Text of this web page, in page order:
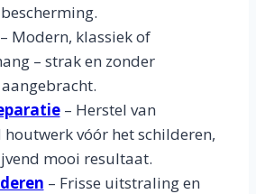
– Modern, klassiek of
– strak en zonder
– Herstel van
vóór het schilderen,
mooi resultaat.
– Frisse uitstraling en